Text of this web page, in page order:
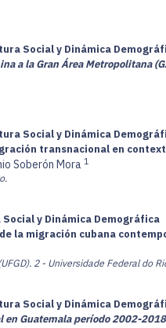
Social y Dinámica
a la Gran Área Metropolitana
Social y Dinámica
transnacional en
Soberón Mora 1
y Dinámica Demográfica
la migración cubana
2 - Universidade Federal do
Social y Dinámica
Guatemala período 2002-